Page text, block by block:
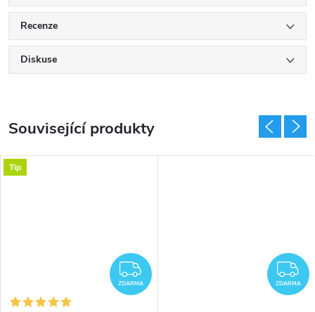
Recenze
Diskuse
Související produkty
Tip
ZDARMA
ZDARMA ZDARMA